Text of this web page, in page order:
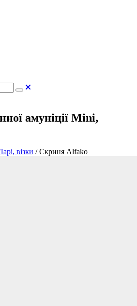
амуніції Mini,
візки /Скриня Alfako